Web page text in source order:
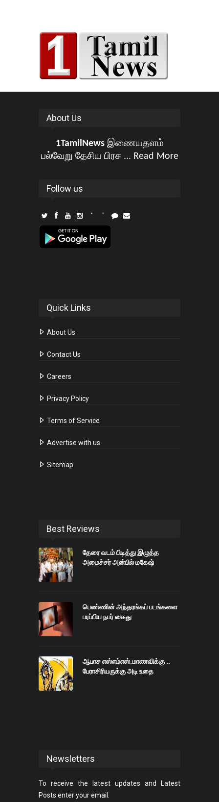
About Us
1TamilNewsஇணையதளம்
பல்வேறு தேசிய பிரச ... Read More
Follow us
Quick Links
About Us
Contact Us
Careers
Privacy Policy
Terms of Service
Advertise with us
Sitemap
Best Reviews
தேரை வடம் பிடித்து இழுத்த
அமைச்சர் அன்பில் மகேஷ்
பெண்ணின் அந்தரங்கப் படங்களை
பரப்பிய நபர் கைது
ஆபாச எஸ்எம்எஸ்.மாணவிக்கு ..
பேராசிரியருக்கு அடி உதை
Newsletters
To receive the latest updates and Latest
Posts enter your email.